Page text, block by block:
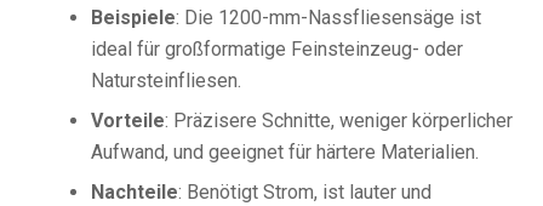
Beispiele: Die 1200-mm-Nassfliesensäge ist
ideal für großformatige Feinsteinzeug- oder
Natursteinfliesen.
Vorteile: Präzisere Schnitte, weniger körperlicher
Aufwand, und geeignet für härtere Materialien.
Nachteile: Benötigt Strom, ist lauter und